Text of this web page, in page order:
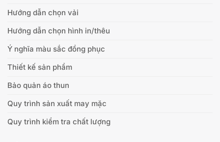
Hướng dẫn chọn vải
Hướng dẫn chọn hình in/thêu
Ý nghĩa màu sắc đồng phục
Thiết kế sản phẩm
Bảo quản áo thun
Quy trình sản xuất may mặc
Quy trình kiểm tra chất lượng